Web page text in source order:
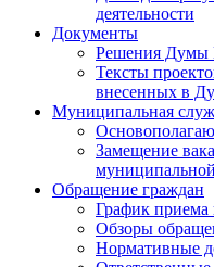
деятельности
Документы
Решения Думы
Тексты
внесенных в
Муниципальная
Замещение
Обращение граждан
График приема
Обзоры
Нормативные